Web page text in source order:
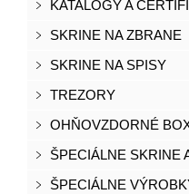
KATALÓGY A
SKRINE NA ZBRANE
SKRINE NA SPISY
TREZORY
OHŇOVZDORNÉ
ŠPECIÁLNE SKRINE
ŠPECIÁLNE